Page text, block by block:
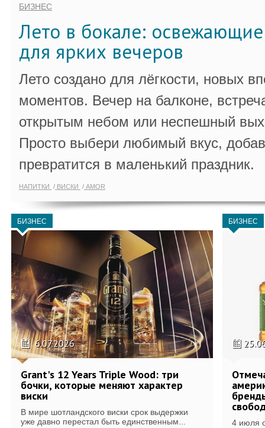
БИЗНЕС
Лето в бокале:
для ярких вечеров
Лето создано для лёгкости, новых
моментов. Вечер на балконе,
открытым небом или неспешный
Просто выбери любимый вкус,
превратится в маленький праздник.
НАПИТКИ ВИСКИ AMOR
БИЗНЕС
6.07.2026
Grant's 12 Years Triple Wood: три
бочки, которые меняют характер
виски
В мире шотландского виски срок выдержки
уже давно перестал быть единственным...
БИЗНЕС
4 июля